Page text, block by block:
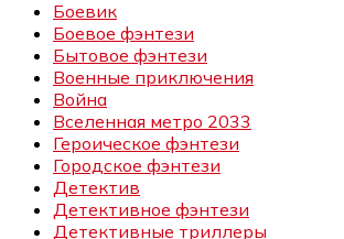
Боевик
Боевое фэнтези
Бытовое фэнтези
Военные приключения
Война
Вселенная метро 2033
Героическое фэнтези
Городское фэнтези
Детектив
Детективное фэнтези
Детективные триллеры